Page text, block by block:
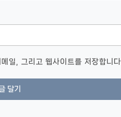
일, 그리고 웹사이트를 저장합니다.